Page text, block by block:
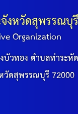
งหวัดสุพรรณบุ
Organization
วทอง ตำบลท่าระหั
วัดสุพรรณบุรี 72000